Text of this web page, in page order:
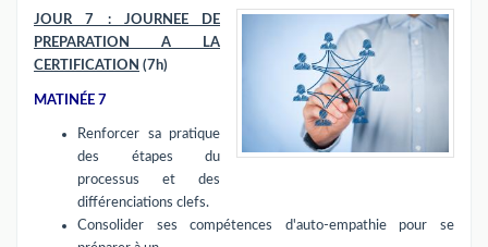
JOUR 7 : JOURNEE DE
PREPARATION A LA
CERTIFICATION (7h)
MATINÉE 7
Renforcer sa pratique
des étapes du
processus et des
différenciations clefs.
Consolider ses compétences d'auto-empathie pour se